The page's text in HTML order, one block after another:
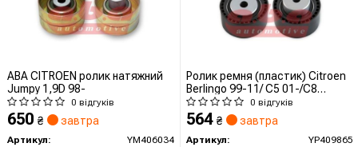
ABA CITROEN ролик натяжний
Jumpy 1,9D 98-
0 відгуків
650 ₴ завтра
Артикул:
YM406034
Ролик ремня (пластик) Citroen
Berlingo 99-11/ C5 01-/C8
02-/Evasion 99-02 (YP409865)
A.B.A Automotive
0 відгуків
564 ₴ завтра
Артикул:
YP409865